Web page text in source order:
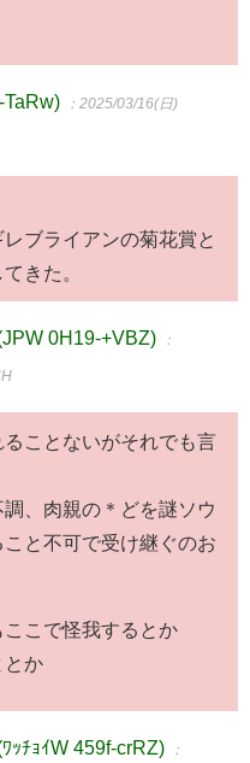
TaRw) ：2025/03/16(日)
ブライアンの菊花賞と
きた。
0H19-+VBZ) ：
ことないがそれでも言
、肉親の＊どを謎ソウ
と不可で受け継ぐのお
こで怪我するとか
とか
ｯﾁｮｲW 459f-crRZ) ：